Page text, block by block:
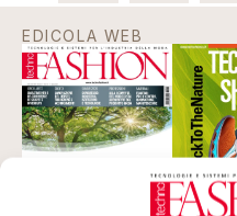
EDICOLA WEB